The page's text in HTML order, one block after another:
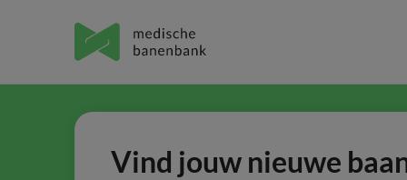
Vind jouw nieuwe